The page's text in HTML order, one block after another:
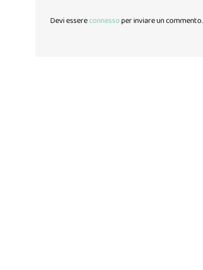
Devi essereconnessoper inviare un commento.